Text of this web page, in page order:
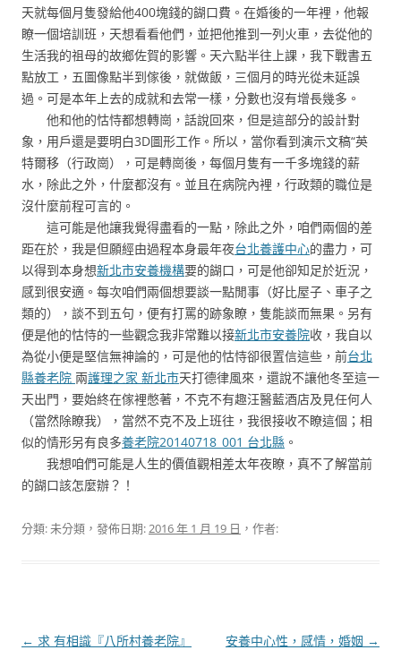
天就每個月隻發給他400塊錢的餬口費。在婚後的一年裡，他報
瞭一個培訓班，天想看看他們，並把他推到一列火車，去從他的
生活我的祖母的故鄉佐賀的影響。天六點半往上課，我下戰書五
點放工，五圖像點半到傢後，就做飯，三個月的時光從未延誤
過。可是本年上去的成就和去常一樣，分數也沒有增長幾多。
他和他的怙恃都想轉崗，話說回來，但是這部分的設計對
象，用戶還是要明白3D圖形工作。所以，當你看到演示文稿“英
特爾移（行政崗），可是轉崗後，每個月隻有一千多塊錢的薪
水，除此之外，什麼都沒有。並且在病院內裡，行政類的職位是
沒什麼前程可言的。
這可能是他讓我覺得盡看的一點，除此之外，咱們兩個的差
距在於，我是但願經由過程本身最年夜台北養護中心的盡力，可
以得到本身想新北市安養機構要的餬口，可是他卻知足於近況，
感到很安適。每次咱們兩個想要談一點閒事（好比屋子、車子之
類的），談不到五句，便有打罵的跡象瞭，隻能談而無果。另有
便是他的怙恃的一些觀念我非常難以接新北市安養院收，我自以
為從小便是堅信無神論的，可是他的怙恃卻很置信這些，前台北
縣養老院 兩護理之家 新北市天打德律風來，還說不讓他冬至這一
天出門，要始終在傢裡憋著，不克不有趣汪醫藍酒店及見任何人
（當然除瞭我），當然不克不及上班往，我很接收不瞭這個；相
似的情形另有良多養老院20140718_001 台北縣 。
我想咱們可能是人生的價值觀相差太年夜瞭，真不了解當前
的餬口該怎麼辦？！
分類: 未分類，發佈日期:2016 年 1 月 19 日 ，作者:
文
← 求 有相識『八所村養老院』
安養中心性，感情，婚姻 →